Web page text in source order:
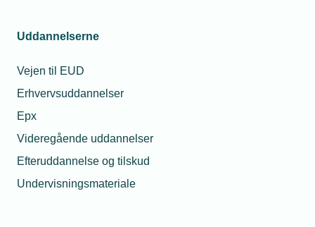
Uddannelserne
Vejen til EUD
Erhvervsuddannelser
Epx
Videregående uddannelser
Efteruddannelse og tilskud
Undervisningsmateriale
om robotter
Relaterede nyheder